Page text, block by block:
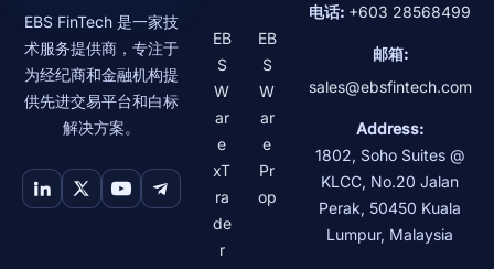
EBS FinTech 是一家技
术服务提供商，专注于
为经纪商和金融机构提
供先进交易平台和白标
解决方案。
EB
S
W
ar
e
xT
ra
de
r
EB
S
W
ar
e
Pr
op
电话: +603 28568499
邮箱:
sales@ebsfintech.com
Address:
1802, Soho Suites @
KLCC, No.20 Jalan
Perak, 50450 Kuala
Lumpur, Malaysia